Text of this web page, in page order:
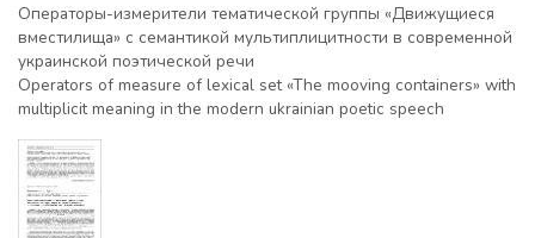
Операторы-измерители тематической группы «Движущиеся
вместилища» с семантикой мультиплицитности в современной
украинской поэтической речи
Operators of measure of lexical set «The mooving containers» with
multiplicit meaning in the modern ukrainian poetic speech